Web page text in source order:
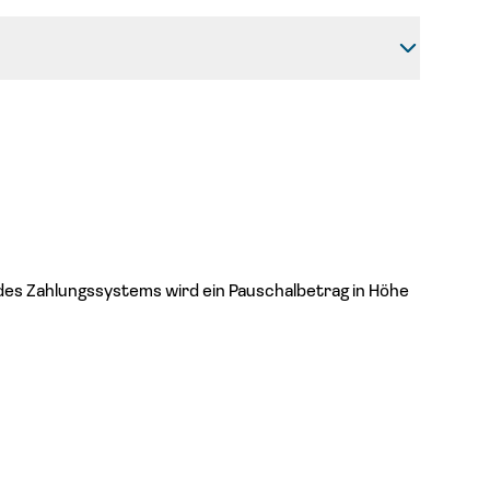
Zahlungssystems wird ein Pauschalbetrag in Höhe